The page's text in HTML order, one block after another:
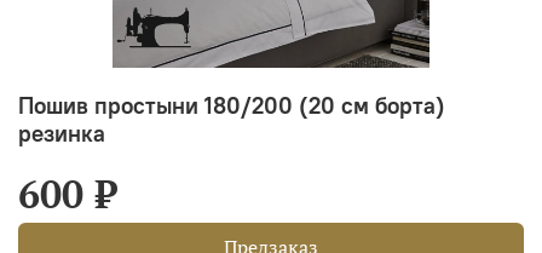
Пошив простыни 180/200 (20 см борта)
резинка
600 ₽
Предзаказ